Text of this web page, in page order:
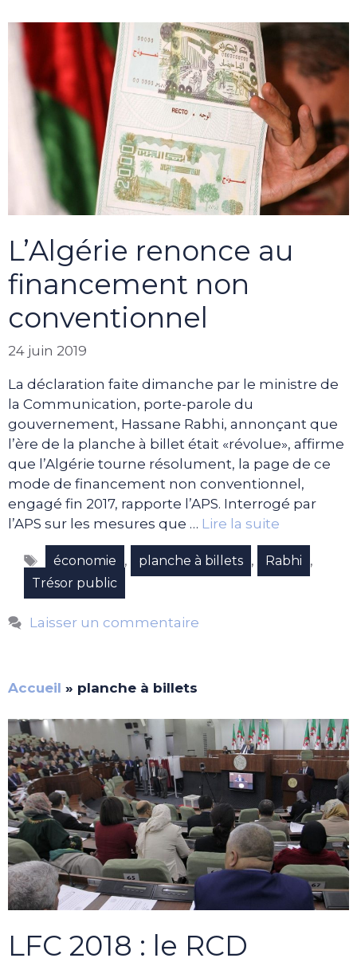
L’Algérie renonce au
financement non
conventionnel
24 juin 2019
La déclaration faite dimanche par le ministre de
la Communication, porte-parole du
gouvernement, Hassane Rabhi, annonçant que
l’ère de la planche à billet était «révolue», affirme
que l’Algérie tourne résolument, la page de ce
mode de financement non conventionnel,
engagé fin 2017, rapporte l’APS. Interrogé par
l’APS sur les mesures que … Lire la suite
Étiquettes
économie , planche à billets , Rabhi ,
Trésor public
Laisser un commentaire
Accueil » planche à billets
LFC 2018 : le RCD